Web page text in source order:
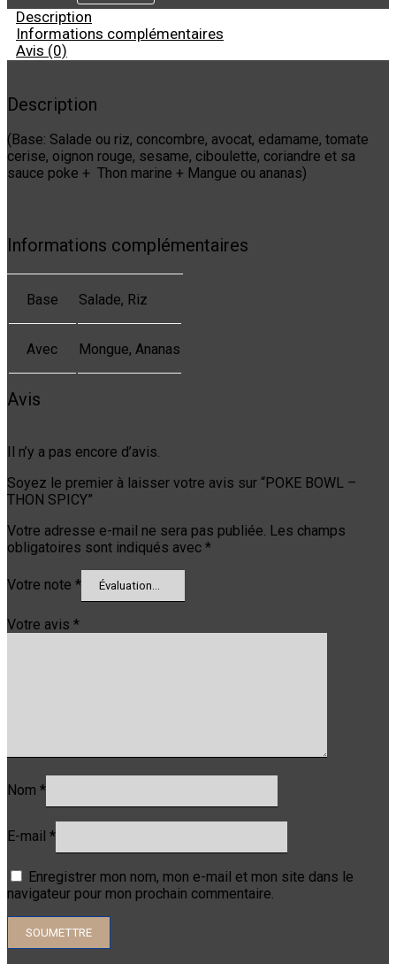
Description
Informations complémentaires
Avis (0)
Description
(Base: Salade ou riz, concombre, avocat, edamame, tomate
cerise, oignon rouge, sesame, ciboulette, coriandre et sa
sauce poke + Thon marine + Mangue ou ananas)
Informations complémentaires
Base Salade, Riz
Avec Mongue, Ananas
Avis
Il n’y a pas encore d’avis.
Soyez le premier à laisser votre avis sur “POKE BOWL –
THON SPICY”
Votre adresse e-mail ne sera pas publiée. Les champs
obligatoires sont indiqués avec *
Votre note *
Votre avis *
Nom *
E-mail *
Enregistrer mon nom, mon e-mail et mon site dans le
navigateur pour mon prochain commentaire.